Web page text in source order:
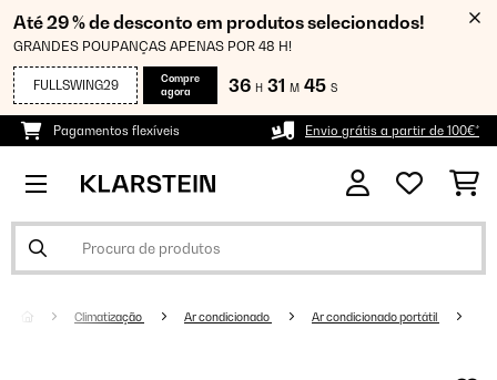
Até 29 % de desconto em produtos selecionados!
GRANDES POUPANÇAS APENAS POR 48 H!
FULLSWING29
Compre
agora
36 H 31 M 44 S
Pagamentos flexíveis Envio grátis a partir de 100€*
Climatização Ar condicionado Ar condicionado portátil